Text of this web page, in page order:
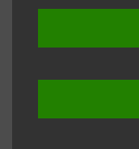
L’obiettivo è
industriali per la
mediante impianti
termici, impianti
biomasse,